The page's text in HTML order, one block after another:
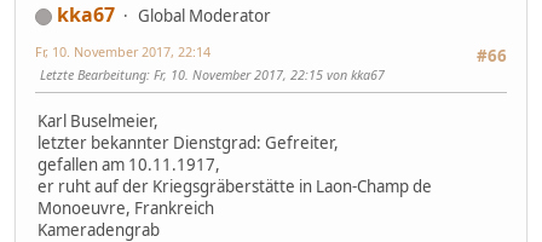
kka67
Global Moderator
#66
Fr, 10. November 2017, 22:14
Letzte Bearbeitung: Fr, 10. November 2017, 22:15 von kka67
Karl Buselmeier,
letzter bekannter Dienstgrad: Gefreiter,
gefallen am 10.11.1917,
er ruht auf der Kriegsgräberstätte in Laon-Champ de
Monoeuvre, Frankreich
Kameradengrab